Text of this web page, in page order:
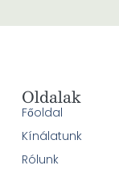
Oldalak
Főoldal
Kínálatunk
Rólunk